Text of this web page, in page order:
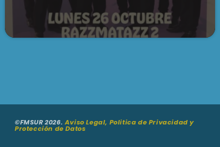
©FMSUR 2026.Aviso Legal, Politica de Privacidad y
Protección de Datos